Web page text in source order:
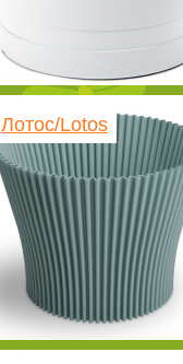
Лотос/Lotos